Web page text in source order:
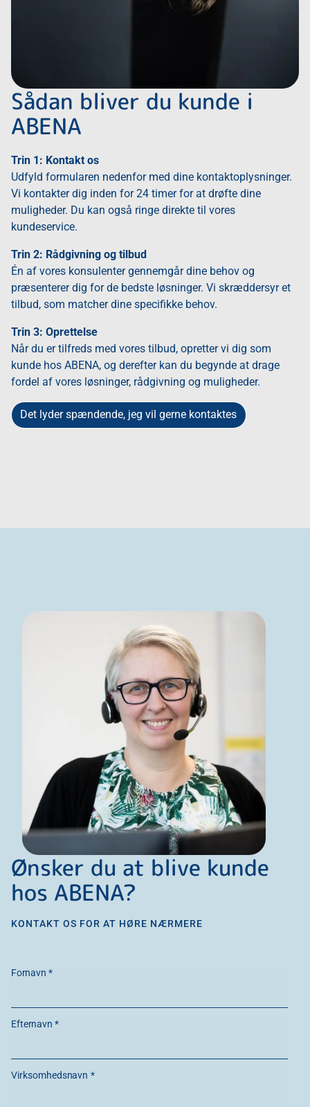
Sådan bliver du kunde i
ABENA
Trin 1: Kontakt os
Udfyld formularen nedenfor med dine kontaktoplysninger.
Vi kontakter dig inden for 24 timer for at drøfte dine
muligheder. Du kan også ringe direkte til vores
kundeservice.
Trin 2: Rådgivning og tilbud
Én af vores konsulenter gennemgår dine behov og
præsenterer dig for de bedste løsninger. Vi skræddersyr et
tilbud, som matcher dine specifikke behov.
Trin 3: Oprettelse
Når du er tilfreds med vores tilbud, opretter vi dig som
kunde hos ABENA, og derefter kan du begynde at drage
fordel af vores løsninger, rådgivning og muligheder.
Det lyder spændende, jeg vil gerne kontaktes
Ønsker du at blive kunde
hos ABENA?
KONTAKT OS FOR AT HØRE NÆRMERE
Fornavn *
Efternavn *
Virksomhedsnavn *